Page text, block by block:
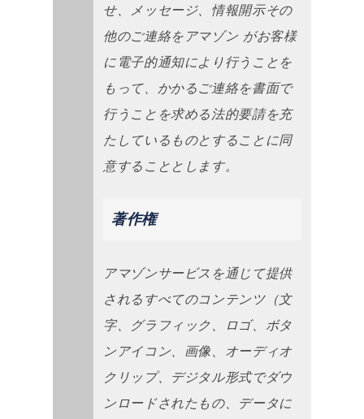
せ、メッセージ、情報開示その
他のご連絡をアマゾン がお客様
に電子的通知により行うことを
もって、かかるご連絡を書面で
行うことを求める法的要請を充
たしているものとすることに同
意することとします。
著作権
アマゾンサービスを通じて提供
されるすべてのコンテンツ（文
字、グラフィック、ロゴ、ボタ
ンアイコン、画像、オーディオ
クリップ、デジタル形式でダウ
ンロードされたもの、データに